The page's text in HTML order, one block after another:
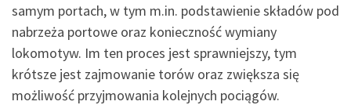
samym portach, w tym m.in. podstawienie składów pod
nabrzeża portowe oraz konieczność wymiany
lokomotyw. Im ten proces jest sprawniejszy, tym
krótsze jest zajmowanie torów oraz zwiększa się
możliwość przyjmowania kolejnych pociągów.